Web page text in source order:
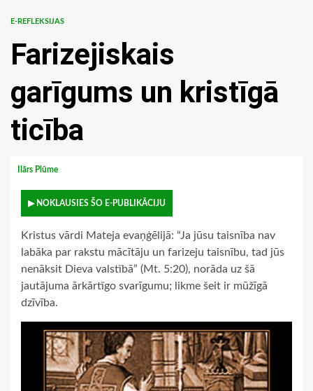
E-REFLEKSIJAS
Farizejiskais
garīgums un kristīgā
ticība
Ilārs Plūme
▶ NOKLAUSIES ŠO E-PUBLIKĀCIJU
Kristus vārdi Mateja evaņģēlijā: “Ja jūsu taisnība nav
labāka par rakstu mācītāju un farizeju taisnību, tad jūs
nenāksit Dieva valstībā” (Mt. 5:20), norāda uz šā
jautājuma ārkārtīgo svarīgumu; likme šeit ir mūžīgā
dzīvība.